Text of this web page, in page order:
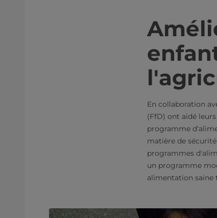
En collaboration
(FfD) ont aidé
programme
matière de
programmes
un programme
alimentation saine